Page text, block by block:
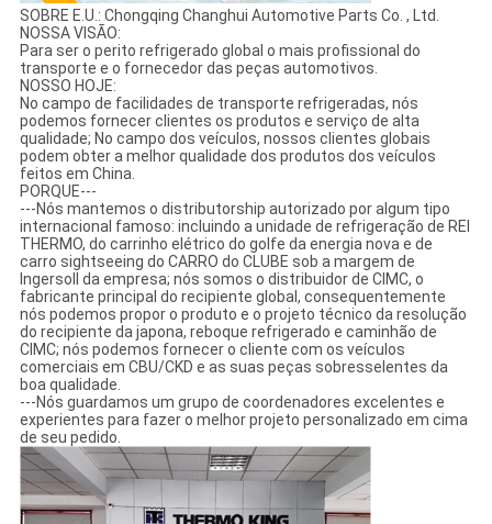
SOBRE E.U.: Chongqing Changhui Automotive Parts Co. , Ltd.
NOSSA VISÃO:
Para ser o perito refrigerado global o mais profissional do
transporte e o fornecedor das peças automotivos.
NOSSO HOJE:
No campo de facilidades de transporte refrigeradas, nós
podemos fornecer clientes os produtos e serviço de alta
qualidade; No campo dos veículos, nossos clientes globais
podem obter a melhor qualidade dos produtos dos veículos
feitos em China.
PORQUE---
---Nós mantemos o distributorship autorizado por algum tipo
internacional famoso: incluindo a unidade de refrigeração de REI
THERMO, do carrinho elétrico do golfe da energia nova e de
carro sightseeing do CARRO do CLUBE sob a margem de
Ingersoll da empresa; nós somos o distribuidor de CIMC, o
fabricante principal do recipiente global, consequentemente
nós podemos propor o produto e o projeto técnico da resolução
do recipiente da japona, reboque refrigerado e caminhão de
CIMC; nós podemos fornecer o cliente com os veículos
comerciais em CBU/CKD e as suas peças sobresselentes da
boa qualidade.
---Nós guardamos um grupo de coordenadores excelentes e
experientes para fazer o melhor projeto personalizado em cima
de seu pedido.